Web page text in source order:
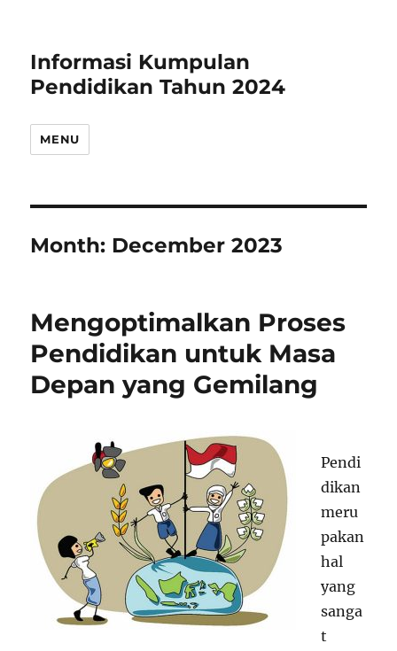
Informasi Kumpulan
Pendidikan Tahun 2024
MENU
Month: December 2023
Mengoptimalkan Proses
Pendidikan untuk Masa
Depan yang Gemilang
Pendi
dikan
meru
pakan
hal
yang
sanga
t